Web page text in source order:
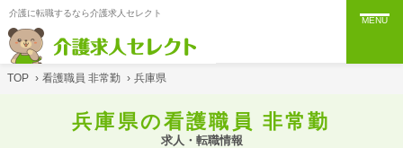
介護に転職するなら介護求人セレクト
MENU
TOP › 看護職員 非常勤 › 兵庫県
兵庫県の看護職員 非常勤
求人・転職情報